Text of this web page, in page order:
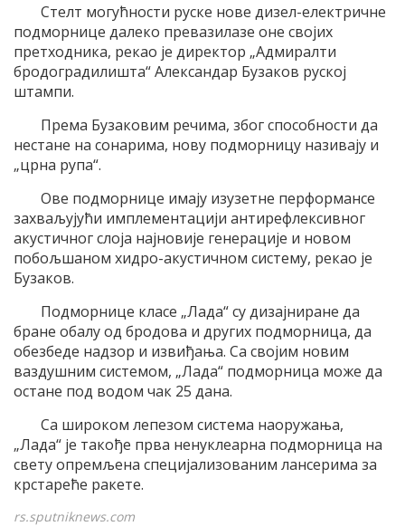
Стелт могућности руске нове дизел-електричне
подморнице далеко превазилазе оне својих
претходника, рекао је директор „Адмиралти
бродоградилишта“ Александар Бузаков руској
штампи.
Према Бузаковим речима, због способности да
нестане на сонарима, нову подморницу називају и
„црна рупа“.
Ове подморнице имају изузетне перформансе
захваљујући имплементацији антирефлексивног
акустичног слоја најновије генерације и новом
побољшаном хидро-акустичном систему, рекао је
Бузаков.
Подморнице класе „Лада“ су дизајниране да
бране обалу од бродова и других подморница, да
обезбеде надзор и извиђања. Са својим новим
ваздушним системом, „Лада“ подморница може да
остане под водом чак 25 дана.
Са широком лепезом система наоружања,
„Лада“ је такође прва ненуклеарна подморница на
свету опремљена специјализованим лансерима за
крстареће ракете.
rs.sputniknews.com